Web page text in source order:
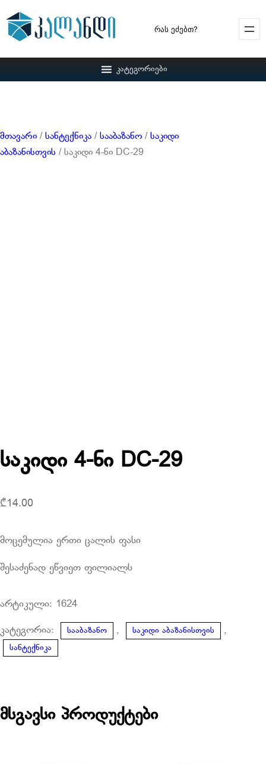
Search
კატეგორიები
მთავარი / სანტექნიკა / სააბაზანო / საკიდი
აბაზანისთვის / საკიდი 4-ნი DC-29
საკიდი 4-ნი DC-29
₾14.00
მოცემულია ერთი ცალის ფასი
შესაძენად ეწვიეთ ფილიალს
არტიკული: 1624
კატეგორია: სააბაზანო , საკიდი აბაზანისთვის ,
სანტექნიკა
მსგავსი პროდუქტები